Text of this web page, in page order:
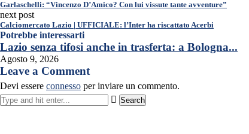
Garlaschelli: “Vincenzo D’Amico? Con lui vissute tante avventure”
next post
Calciomercato Lazio | UFFICIALE: l’Inter ha riscattato Acerbi
Potrebbe interessarti
Lazio senza tifosi anche in trasferta: a Bologna...
Agosto 9, 2026
Leave a Comment
Devi essere connesso per inviare un commento.